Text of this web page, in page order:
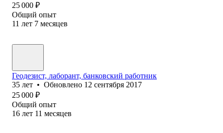
25 000 ₽
Общий опыт
11 лет 7 месяцев
Геодезист, лаборант, банковский работник
35 лет • Обновлено 12 сентября 2017
25 000 ₽
Общий опыт
16 лет 11 месяцев